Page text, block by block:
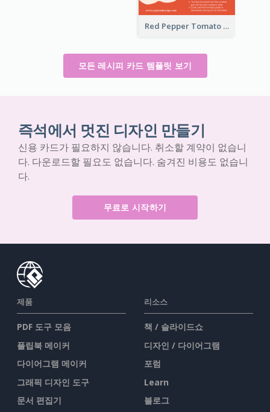
Red Pepper Tomato Rice Recipe Card
모든 레시피 카드 템플릿 보기
즉석에서 멋진 디자인 만들기
신용 카드가 필요하지 않습니다. 취소할 계약이 없습니
다. 다운로드할 필요도 없습니다. 숨겨진 비용도 없습니
다.
무료로 시작하기
제품
PDF 도구 모음
플립북 메이커
다이어그램 메이커
그래픽 디자인 도구
문서 편집기
리소스
책 / 슬라이드쇼
디자인 / 다이어그램
포럼
Learn
블로그